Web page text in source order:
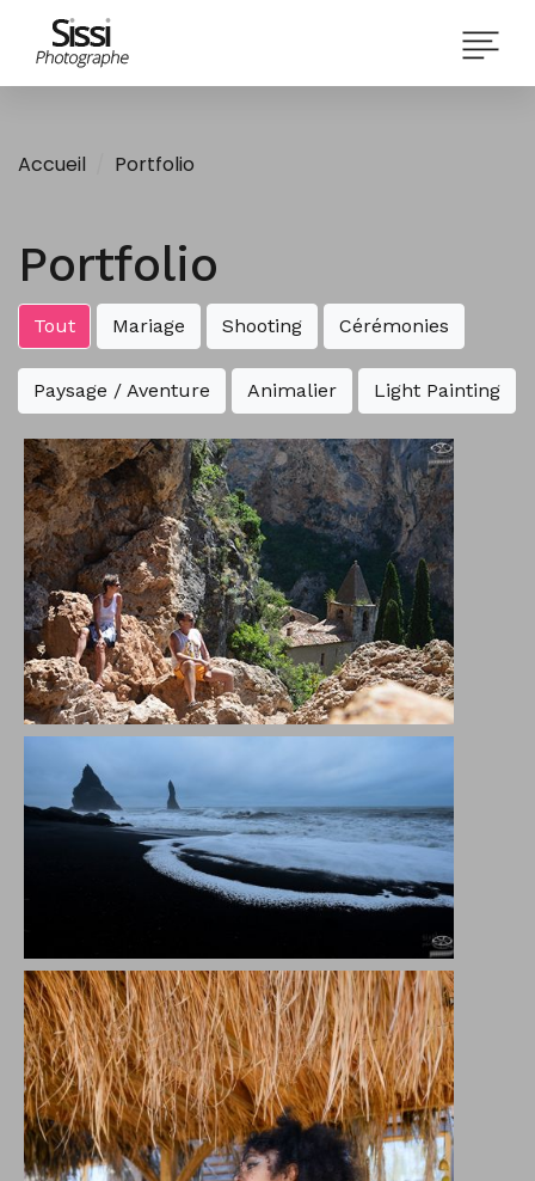
Accueil Portfolio
Portfolio
Tout Mariage Shooting Cérémonies
Paysage / Aventure Animalier Light Painting